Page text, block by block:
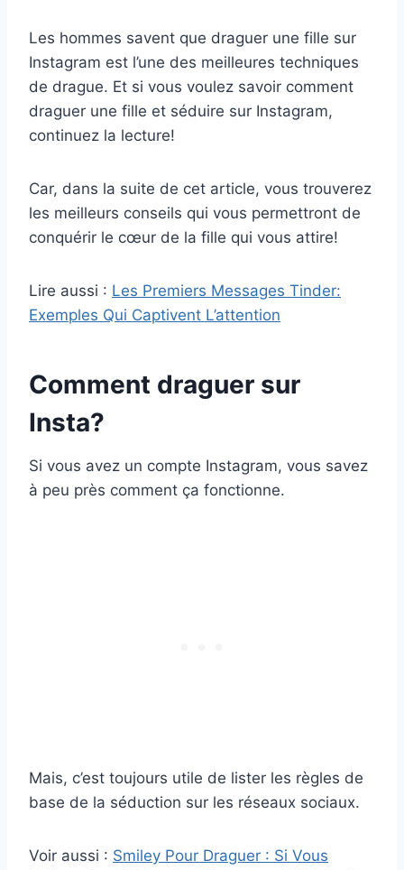
Les hommes savent que draguer une fille sur
Instagram est l’une des meilleures techniques
de drague. Et si vous voulez savoir comment
draguer une fille et séduire sur Instagram,
continuez la lecture!
Car, dans la suite de cet article, vous trouverez
les meilleurs conseils qui vous permettront de
conquérir le cœur de la fille qui vous attire!
Lire aussi : Les Premiers Messages Tinder:
Exemples Qui Captivent L’attention
Comment draguer sur
Insta?
Si vous avez un compte Instagram, vous savez
à peu près comment ça fonctionne.
Mais, c’est toujours utile de lister les règles de
base de la séduction sur les réseaux sociaux.
Voir aussi : Smiley Pour Draguer : Si Vous